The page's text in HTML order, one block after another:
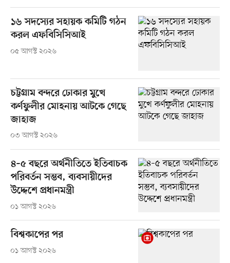
১৬ সদস্যের সহায়ক কমিটি গঠন
করল এফবিসিসিআই
০৫ আগস্ট ২০২৬
চট্টগ্রাম বন্দরে ঢোকার মুখে
কর্ণফুলীর মোহনায় আটকে গেছে
জাহাজ
০৩ আগস্ট ২০২৬
৪–৫ বছরে অর্থনীতিতে ইতিবাচক
পরিবর্তন সম্ভব, ব্যবসায়ীদের
উদ্দেশে প্রধানমন্ত্রী
০১ আগস্ট ২০২৬
বিশ্বকাপের পর
০১ আগস্ট ২০২৬